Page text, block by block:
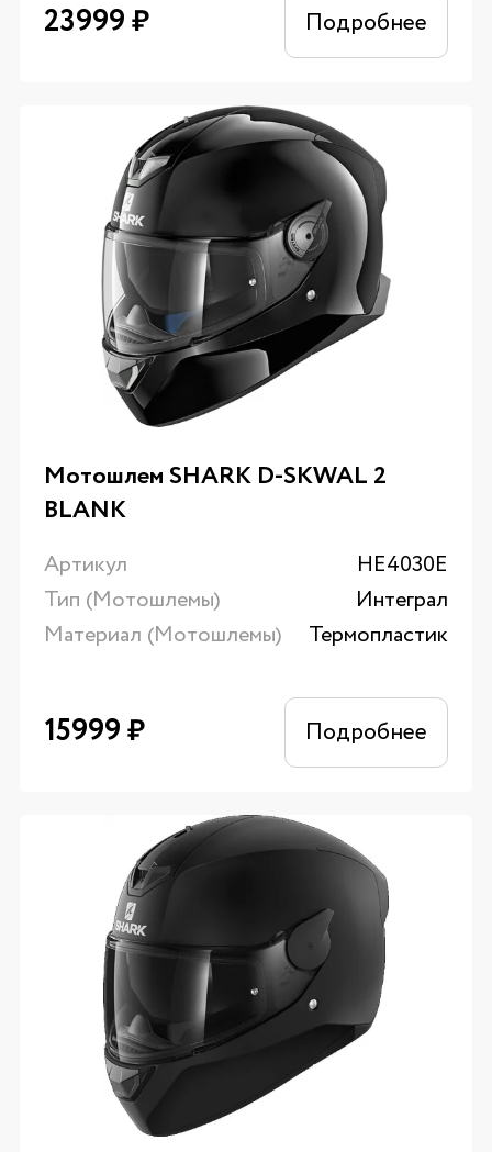
23999₽ Подробнее
Мотошлем SHARK D-SKWAL 2
BLANK
Артикул
HE4030E
Тип (Мотошлемы)
Интеграл
Материал (Мотошлемы)
Термопластик
15999₽ Подробнее